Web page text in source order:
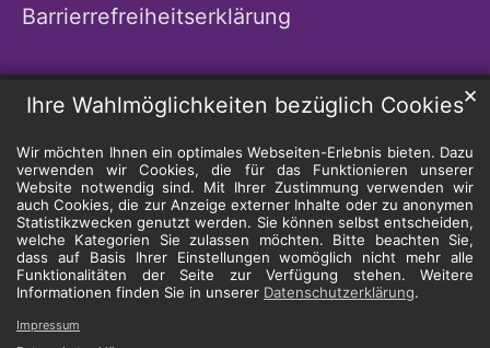
Ihre Wahlmöglichkeiten bezüglich Cookies
Wir möchten Ihnen ein optimales Webseiten-Erlebnis bieten. Dazu
verwenden wir Cookies, die für das Funktionieren unserer
Website notwendig sind. Mit Ihrer Zustimmung verwenden wir
auch Cookies, die zur Anzeige externer Inhalte oder zu anonymen
Statistikzwecken genutzt werden. Sie können selbst entscheiden,
welche Kategorien Sie zulassen möchten. Bitte beachten Sie,
dass auf Basis Ihrer Einstellungen womöglich nicht mehr alle
Funktionalitäten der Seite zur Verfügung stehen. Weitere
Informationen finden Sie in unserer Datenschutzerklärung.
✕
Impressum
Barrierrefreiheitserklärung